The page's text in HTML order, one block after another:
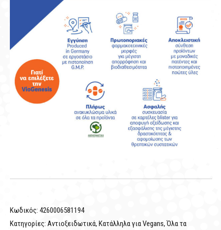
Κωδικός: 4260006581194
Κατηγορίες: Αντιοξειδωτικά, Κατάλληλα για Vegans,Όλα τα